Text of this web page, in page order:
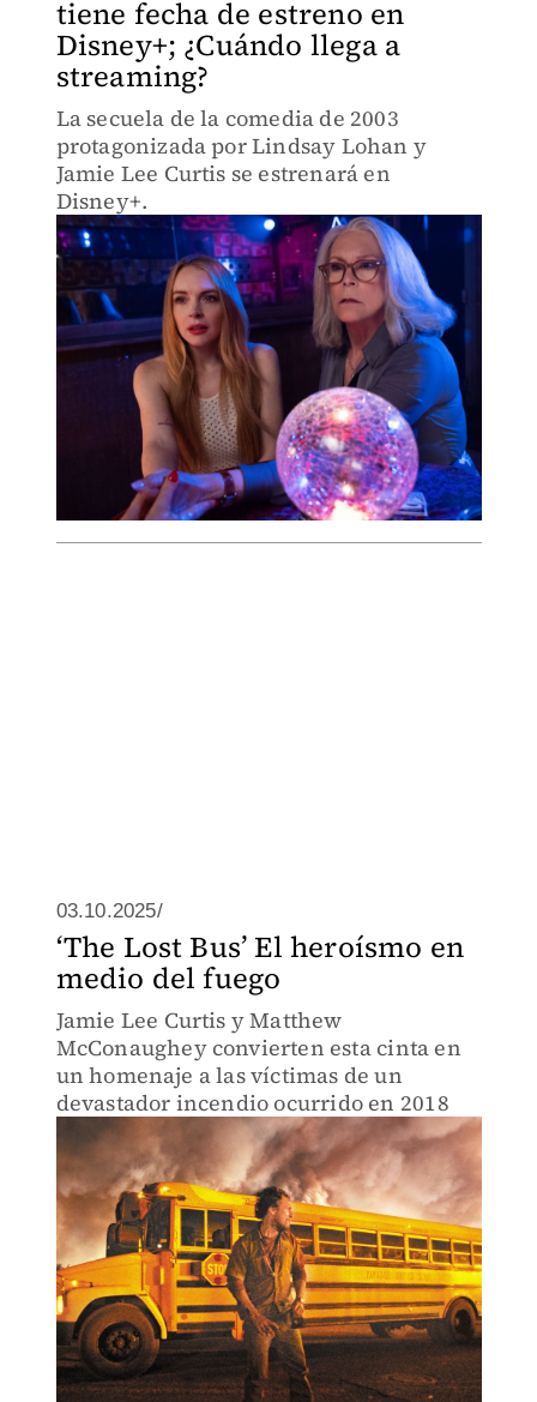
tiene fecha de estreno en
Disney+; ¿Cuándo llega a
streaming?
La secuela de la comedia de 2003
protagonizada por Lindsay Lohan y
Jamie Lee Curtis se estrenará en
Disney+.
03.10.2025/
‘The Lost Bus’ El heroísmo en
medio del fuego
Jamie Lee Curtis y Matthew
McConaughey convierten esta cinta en
un homenaje a las víctimas de un
devastador incendio ocurrido en 2018